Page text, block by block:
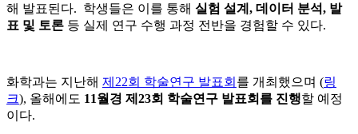
해 발표된다. 학생들은 이를 통해 실험 설계, 데이터 분석, 발
표 및 토론 등 실제 연구 수행 과정 전반을 경험할 수 있다.
화학과는 지난해 제22회 학술연구 발표회 를 개최했으며 (링
크), 올해에도 11월경 제23회 학술연구 발표회를 진행할 예정
이다.